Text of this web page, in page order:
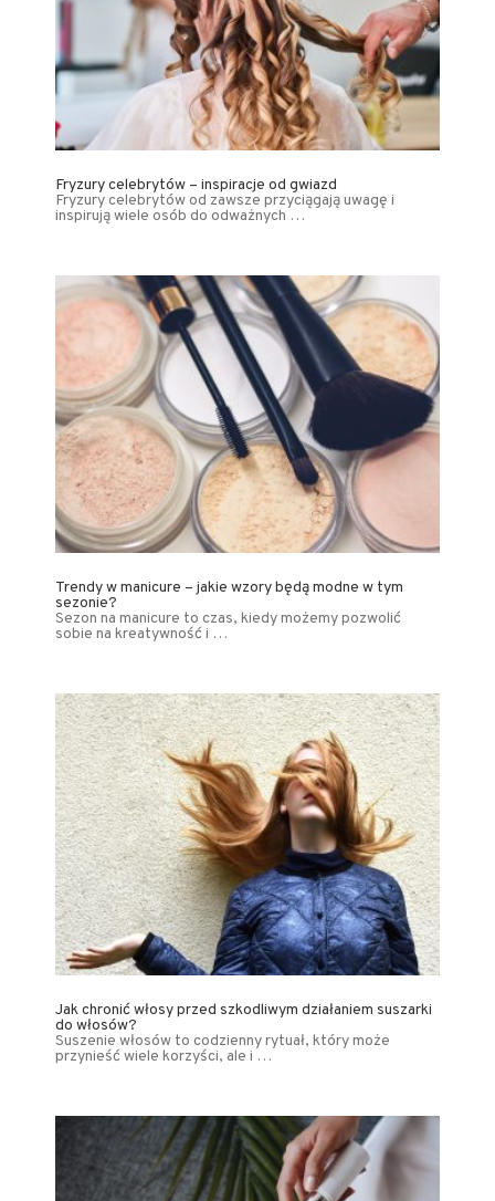
Fryzury celebrytów – inspiracje od gwiazd
Fryzury celebrytów od zawsze przyciągają uwagę i
inspirują wiele osób do odważnych …
Trendy w manicure – jakie wzory będą modne w tym
sezonie?
Sezon na manicure to czas, kiedy możemy pozwolić
sobie na kreatywność i …
Jak chronić włosy przed szkodliwym działaniem suszarki
do włosów?
Suszenie włosów to codzienny rytuał, który może
przynieść wiele korzyści, ale i …